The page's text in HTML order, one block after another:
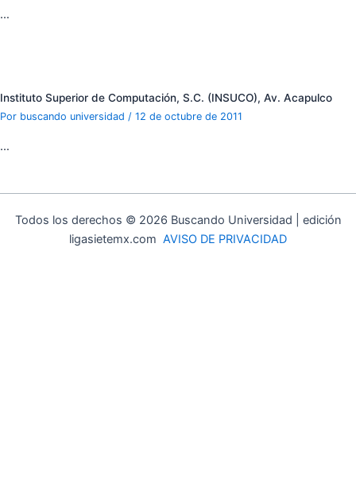
…
Instituto Superior de Computación, S.C. (INSUCO), Av. Acapulco
Por buscando universidad / 12 de octubre de 2011
…
Todos los derechos © 2026 Buscando Universidad | edición
ligasietemx.com AVISO DE PRIVACIDAD